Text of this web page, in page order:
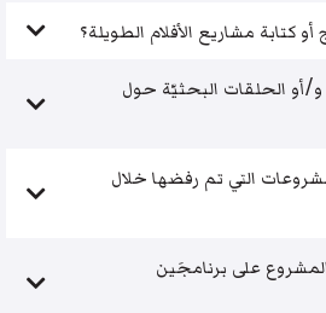
كتابة مشاريع الأفلام الطويلة؟
أو الحلقات البحثيّة حول
التي تم رفضها خلال
على برنامجَين